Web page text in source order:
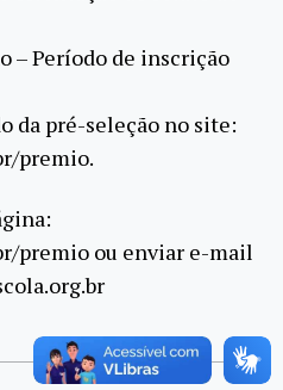
– Período de inscrição
da pré-seleção no site:
premio.
premio ou enviar e-mail